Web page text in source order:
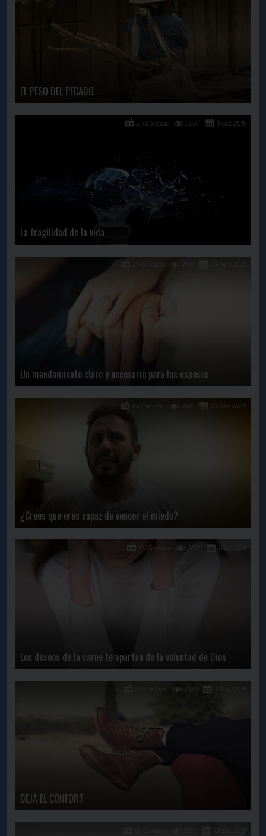
EL PESO DEL PECADO
La fragilidad de la vida
4 Oct, 2019
2637
En Contacto
Un mandamiento claro y necesario para los esposos
En Contacto
¿Crees que eres capaz de vencer el miedo?
23 Jun, 2023
1402
En Contacto
Los deseos de la carne te apartan de la voluntad de Dios
1 Oct, 2021
2875
En Contacto
DEJA EL CONFORT
3383
En Contacto